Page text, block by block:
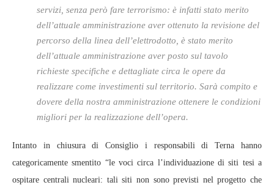
servizi, senza però fare terrorismo: è infatti stato merito
dell’attuale amministrazione aver ottenuto la revisione del
percorso della linea dell’elettrodotto, è stato merito
dell’attuale amministrazione aver posto sul tavolo
richieste specifiche e dettagliate circa le opere da
realizzare come investimenti sul territorio. Sarà compito e
dovere della nostra amministrazione ottenere le condizioni
migliori per la realizzazione dell’opera.
Intanto in chiusura di Consiglio i responsabili di Terna hanno
categoricamente smentito “le voci circa l’individuazione di siti tesi a
ospitare centrali nucleari: tali siti non sono previsti nel progetto che